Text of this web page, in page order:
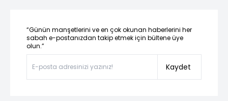
“Günün manşetlerini ve en çok okunan haberlerini her
sabah e-postanızdan takip etmek için bültene üye
olun.”
Kaydet